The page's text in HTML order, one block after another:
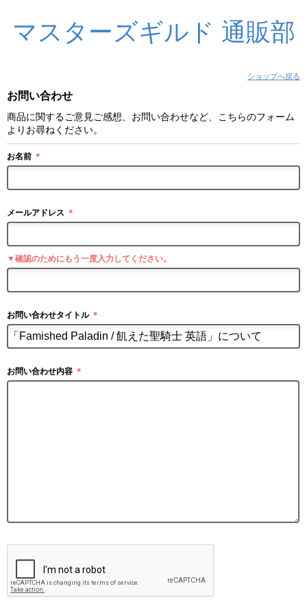
マスターズギルド 通販部
ショップへ戻る
お問い合わせ
商品に関するご意見ご感想、お問い合わせなど、こちらのフォーム
よりお尋ねください。
お名前 ＊
メールアドレス ＊
▼確認のためにもう一度入力してください。
お問い合わせタイトル ＊
お問い合わせ内容 ＊